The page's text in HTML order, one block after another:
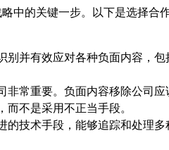
中的关键一步。以下是选择合
别并有效应对各种负面内容，
非常重要。负面内容移除公司
不是采用不正当手段。
的技术手段，能够追踪和处理